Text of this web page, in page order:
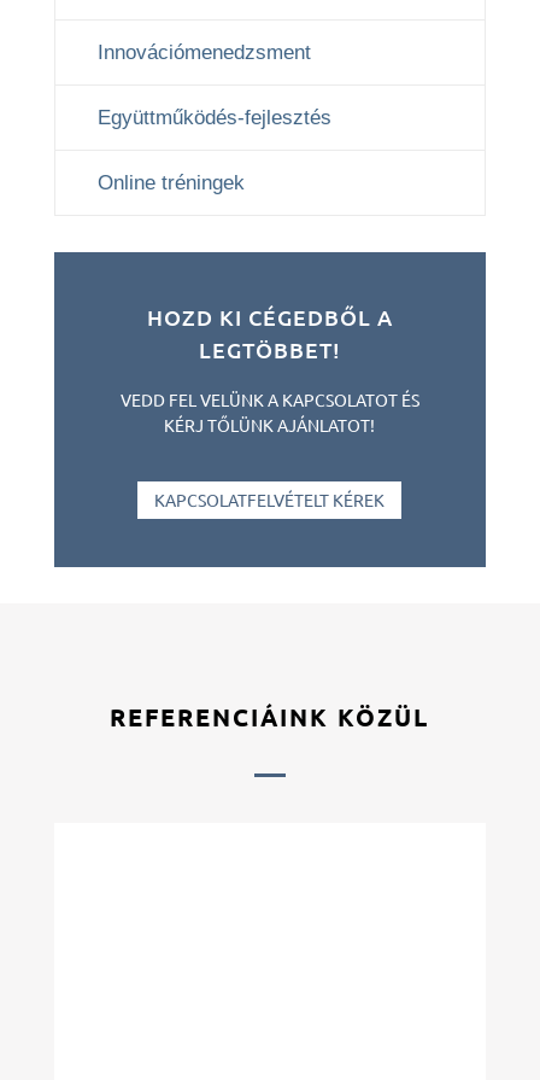
Innovációmenedzsment
Együttműködés-fejlesztés
Online tréningek
HOZD KI CÉGEDBŐL A
LEGTÖBBET!
VEDD FEL VELÜNK A KAPCSOLATOT ÉS
KÉRJ TŐLÜNK AJÁNLATOT!
KAPCSOLATFELVÉTELT KÉREK
REFERENCIÁINK KÖZÜL